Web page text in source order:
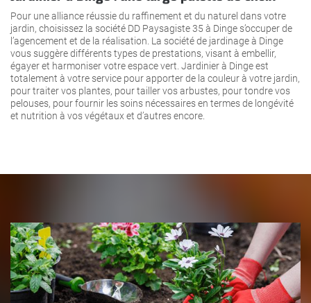
Pour une alliance réussie du raffinement et du naturel dans votre
jardin, choisissez la société DD Paysagiste 35 à Dinge s’occuper de
l’agencement et de la réalisation. La société de jardinage à Dinge
vous suggère différents types de prestations, visant à embellir,
égayer et harmoniser votre espace vert. Jardinier à Dinge est
totalement à votre service pour apporter de la couleur à votre jardin,
pour traiter vos plantes, pour tailler vos arbustes, pour tondre vos
pelouses, pour fournir les soins nécessaires en termes de longévité
et nutrition à vos végétaux et d’autres encore.